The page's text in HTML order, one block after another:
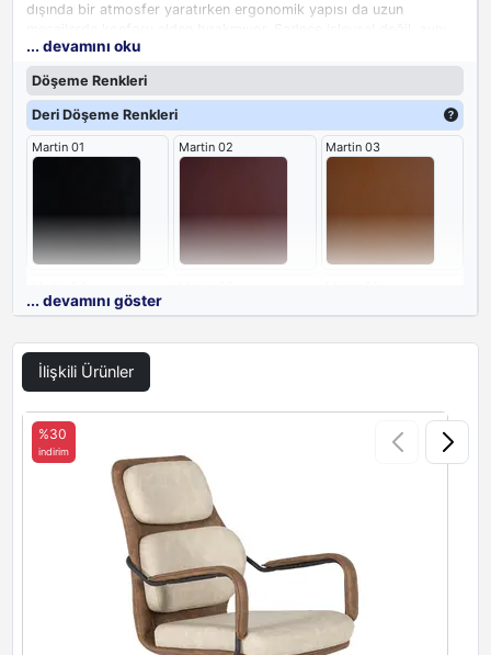
dışında bir atmosfer yaratırken ergonomik yapısı da uzun
zamanda mekana hikaye katan bir obje olarak öne çıkan bu
koltuğu, personel ofislerinde farklı bir duruş sergilemek isteyenler
için özgün bir alternatif sunuyor.
... devamını oku
Döşeme Renkleri
Deri Döşeme Renkleri
Martin 01 Martin 02 Martin 03
Martin 15
... devamını göster
İlişkili Ürünler
%30
indirim